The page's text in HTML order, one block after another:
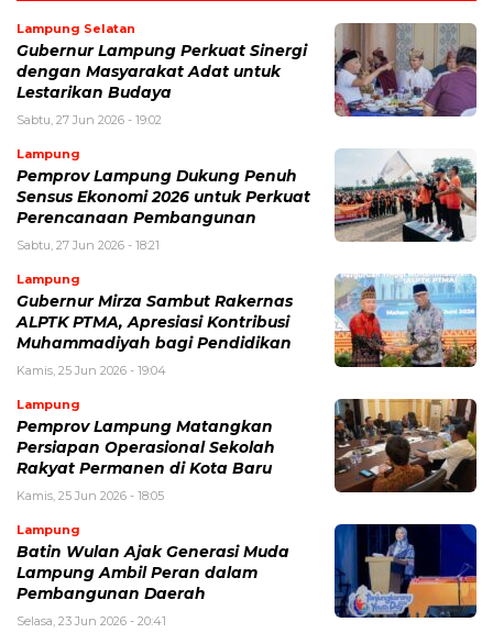
Lampung Selatan
Gubernur Lampung Perkuat Sinergi
dengan Masyarakat Adat untuk
Lestarikan Budaya
Sabtu, 27 Jun 2026 - 19:02
Lampung
Pemprov Lampung Dukung Penuh
Sensus Ekonomi 2026 untuk Perkuat
Perencanaan Pembangunan
Sabtu, 27 Jun 2026 - 18:21
Lampung
Gubernur Mirza Sambut Rakernas
ALPTK PTMA, Apresiasi Kontribusi
Muhammadiyah bagi Pendidikan
Kamis, 25 Jun 2026 - 19:04
Lampung
Pemprov Lampung Matangkan
Persiapan Operasional Sekolah
Rakyat Permanen di Kota Baru
Kamis, 25 Jun 2026 - 18:05
Lampung
Batin Wulan Ajak Generasi Muda
Lampung Ambil Peran dalam
Pembangunan Daerah
Selasa, 23 Jun 2026 - 20:41